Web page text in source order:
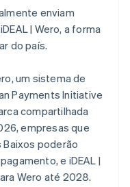
enviam
| Wero, a forma
do país.
um sistema de
Payments Initiative
compartilhada
empresas que
poderão
e iDEAL |
Wero até 2028.